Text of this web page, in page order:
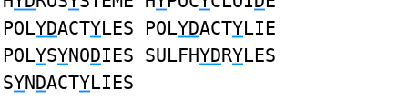
POLYDACTYLES POLYDACTYLIE
POLYSYNODIES SULFHYDRYLES
SYNDACTYLIES